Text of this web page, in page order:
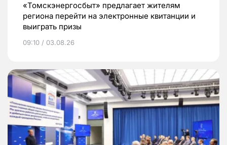
«Томскэнергосбыт» предлагает жителям
региона перейти на электронные квитанции и
выиграть призы
09:10 / 03.08.26